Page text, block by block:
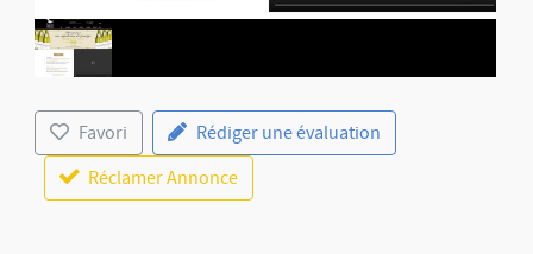
Favori
Rédiger une évaluation
Réclamer Annonce